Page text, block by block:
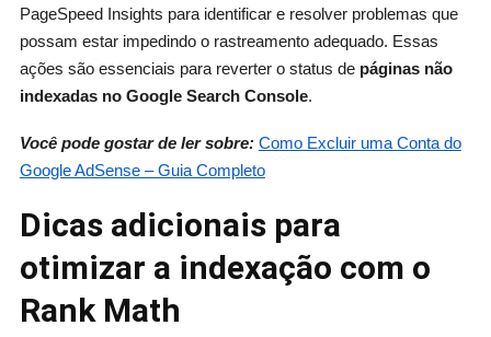
PageSpeed Insights para identificar e resolver problemas que
possam estar impedindo o rastreamento adequado. Essas
ações são essenciais para reverter o status de páginas não
indexadas no Google Search Console.
Você pode gostar de ler sobre: Como Excluir uma Conta do
Google AdSense – Guia Completo
Dicas adicionais para
otimizar a indexação com o
Rank Math